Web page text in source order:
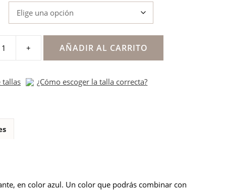
+ AÑADIR AL CARRITO
tallas ¿Cómo escoger la talla correcta?
en color azul. Un color que podrás combinar con